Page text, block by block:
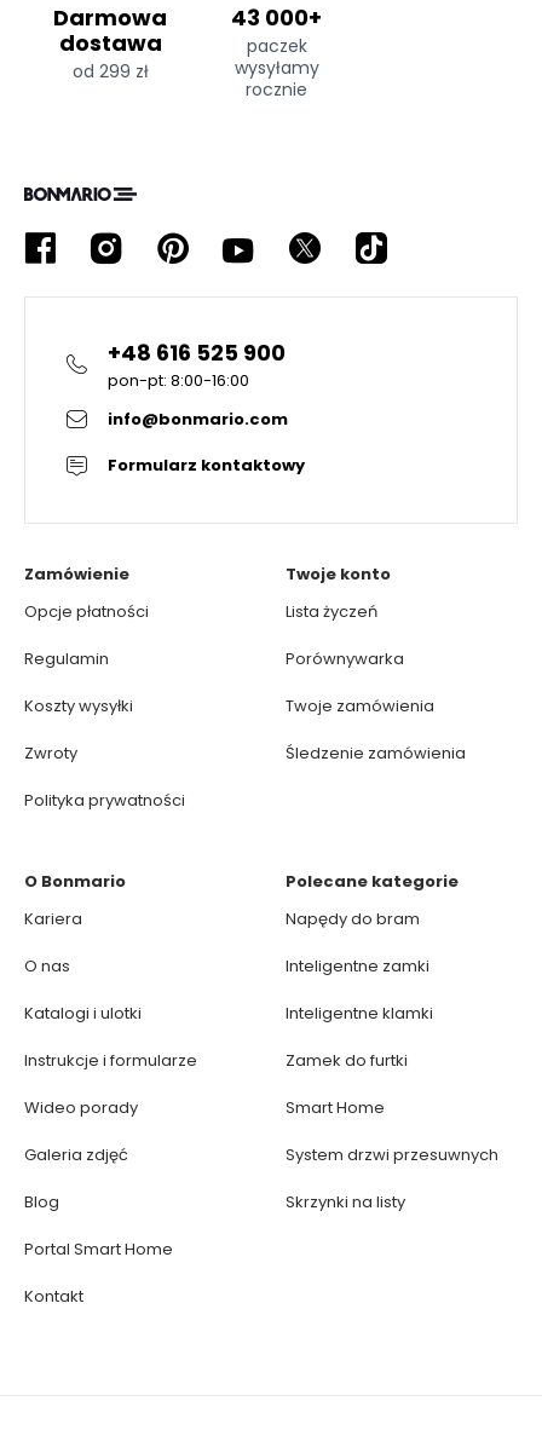
Darmowa
dostawa
od 299 zł
43 000+
paczek
wysyłamy
rocznie
+48 616 525 900
pon-pt: 8:00-16:00
info@bonmario.com
Formularz kontaktowy
Zamówienie
Opcje płatności
Regulamin
Koszty wysyłki
Zwroty
Polityka prywatności
Twoje konto
Lista życzeń
Porównywarka
Twoje zamówienia
Śledzenie zamówienia
O Bonmario
Kariera
O nas
Katalogi i ulotki
Instrukcje i formularze
Wideo porady
Galeria zdjęć
Blog
Portal Smart Home
Kontakt
Polecane kategorie
Napędy do bram
Inteligentne zamki
Inteligentne klamki
Zamek do furtki
Smart Home
System drzwi przesuwnych
Skrzynki na listy